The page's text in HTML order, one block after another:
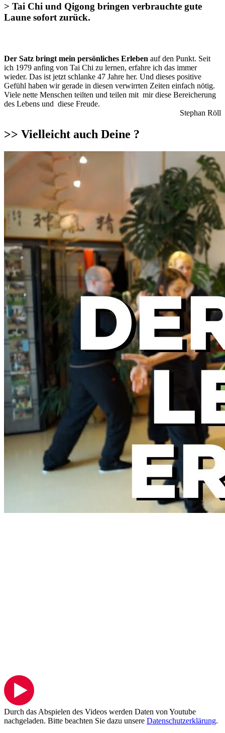
> Tai Chi und Qigong bringen verbrauchte gute
Laune sofort zurück.
Der Satz bringt mein persönliches Erleben auf den Punkt. Seit
ich 1979 anfing von Tai Chi zu lernen, erfahre ich das immer
wieder. Das ist jetzt schlanke 47 Jahre her. Und dieses positive
Gefühl haben wir gerade in diesen verwirrten Zeiten einfach nötig.
Viele nette Menschen teilten und teilen mit mir diese Bereicherung
des Lebens und diese Freude.
Stephan Röll
>> Vielleicht auch Deine ?
Durch das Abspielen des Videos werden Daten von Youtube
nachgeladen. Bitte beachten Sie dazu unsere Datenschutzerklärung.